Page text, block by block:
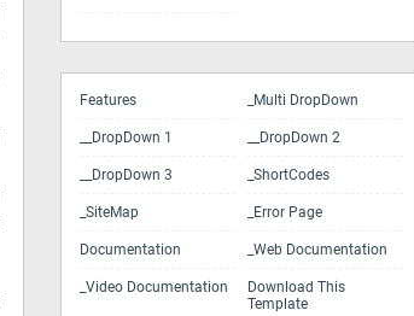
Features _Multi DropDown
__DropDown 1 __DropDown 2
__DropDown 3 _ShortCodes
_SiteMap _Error Page
Documentation _Web Documentation
_Video Documentation
Download This
Template